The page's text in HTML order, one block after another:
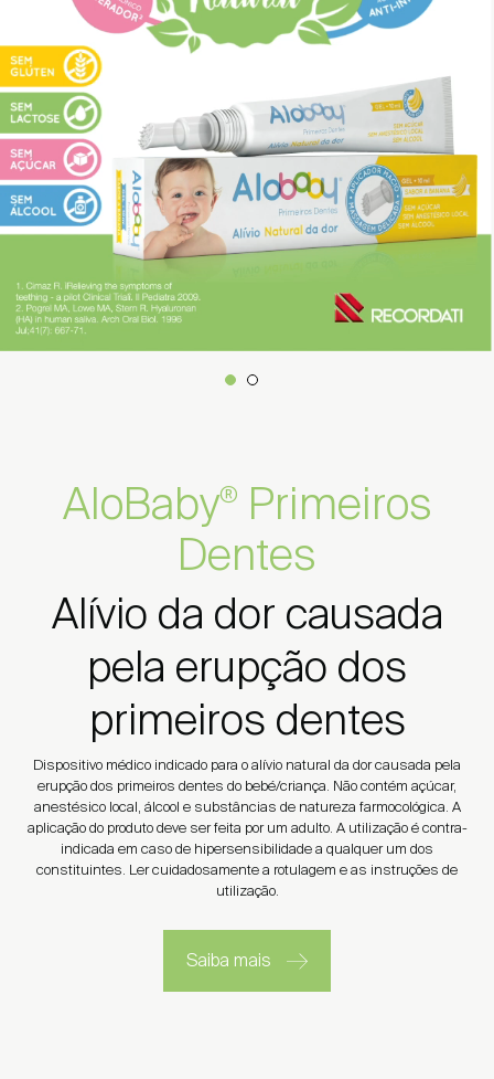
AloBaby® Primeiros
Dentes
Alívio da dor causada
pela erupção dos
primeiros dentes
Dispositivo médico indicado para o alívio natural da dor causada pela
erupção dos primeiros dentes do bebé/criança. Não contém açúcar,
anestésico local, álcool e substâncias de natureza farmocológica. A
aplicação do produto deve ser feita por um adulto. A utilização é contra-
indicada em caso de hipersensibilidade a qualquer um dos
constituintes. Ler cuidadosamente a rotulagem e as instruções de
utilização.
Saiba mais